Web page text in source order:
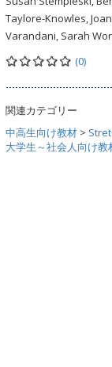
Taylore-Knowles,
Varandani, Sarah
(0)
関連カテゴリー
中高生向け教材 >
大学生～社会人向け教